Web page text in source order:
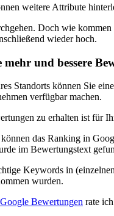
weitere Attribute
Doch wie
wieder hoch.
und bessere
Standorts können Sie
verfügbar machen.
zu erhalten ist für
im Bewertungstext
Keywords in
wurden.
Bewertungen rate